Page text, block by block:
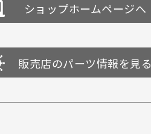
ショップホームページへ
販売店のパーツ情報を見る